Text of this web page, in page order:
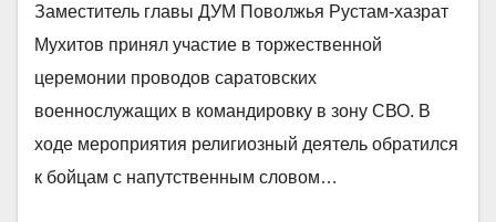
Заместитель главы ДУМ Поволжья Рустам-хазрат
Мухитов принял участие в торжественной
церемонии проводов саратовских
военнослужащих в командировку в зону СВО. В
ходе мероприятия религиозный деятель обратился
к бойцам с напутственным словом…